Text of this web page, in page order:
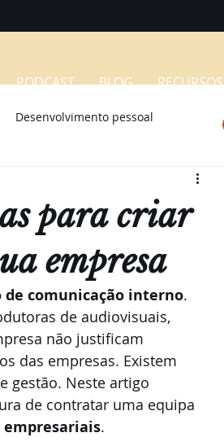
PODCAST BLOG RECURSOS
Desenvolvimento pessoal
para criar
empresa
comunicação interno.
de audiovisuais,
não justificam
das empresas. Existem
gestão. Neste artigo
de contratar uma equipa
empresariais.